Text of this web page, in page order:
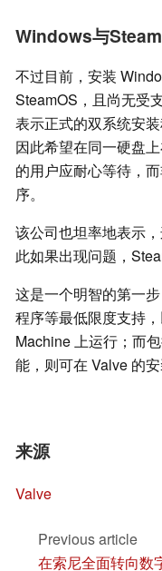
Windows与
不过目前，安装
SteamOS，且尚无受
表示正式的双系统安
因此希望在同一硬盘
的用户应耐心等待，
序。
该公司也坦率地表示
此如果出现问题，
这是一个明智的第一
程序等最低限度支持
Machine 上运行；而
能，则可在 Valve 的
来源
Valve
Previous article
在索尼全面转向数